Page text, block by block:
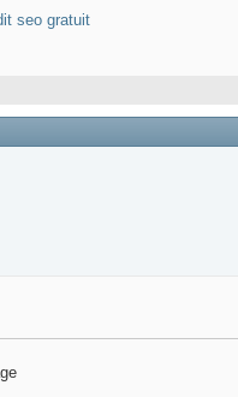
seo gratuit